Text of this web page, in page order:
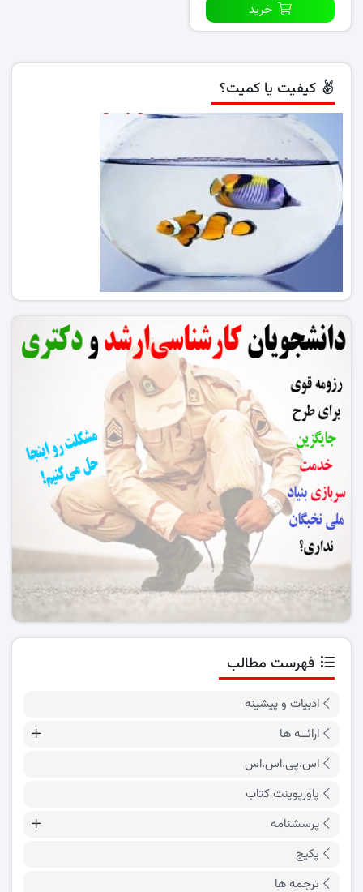
خرید
کیفیت یا کمیت؟
فهرست مطالب
ادبیات و پیشینه
ارائــه ها
اس.پی.اس.اس
پاورپوینت کتاب
پرسشنامه
پکیج
ترجمه ها